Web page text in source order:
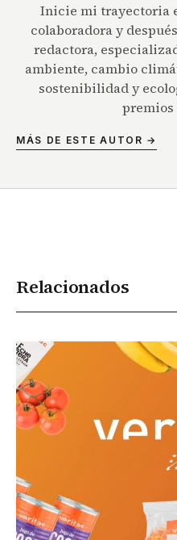
Inicie mi trayectoria
colaboradora y
redactora,
ambiente, cambio
sostenibilidad y
MÁS DE ESTE AUTOR →
Relacionados